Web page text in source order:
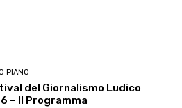
PIANO
del Giornalismo Ludico
– Il Programma